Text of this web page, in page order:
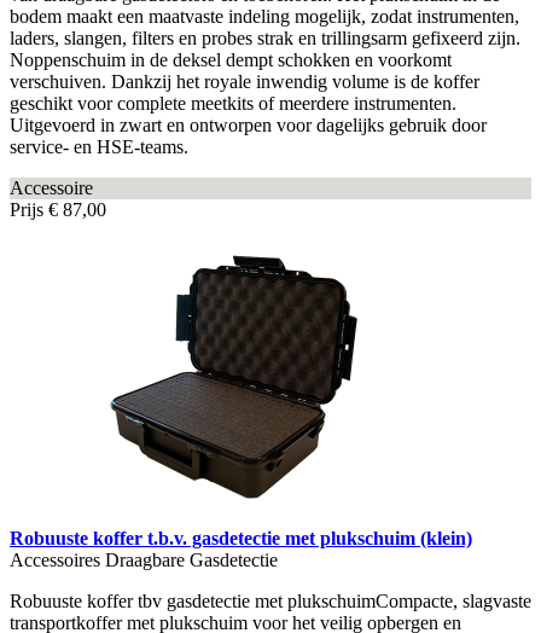
bodem maakt een maatvaste indeling mogelijk, zodat instrumenten,
laders, slangen, filters en probes strak en trillingsarm gefixeerd zijn.
Noppenschuim in de deksel dempt schokken en voorkomt
verschuiven. Dankzij het royale inwendig volume is de koffer
geschikt voor complete meetkits of meerdere instrumenten.
Uitgevoerd in zwart en ontworpen voor dagelijks gebruik door
service- en HSE-teams.
Accessoire
Prijs € 87,00
Robuuste koffer t.b.v. gasdetectie met plukschuim (klein)
Accessoires Draagbare Gasdetectie
Robuuste koffer tbv gasdetectie met plukschuimCompacte, slagvaste
transportkoffer met plukschuim voor het veilig opbergen en